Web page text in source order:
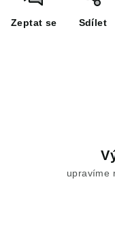
Zeptat se Sdílet
upravíme